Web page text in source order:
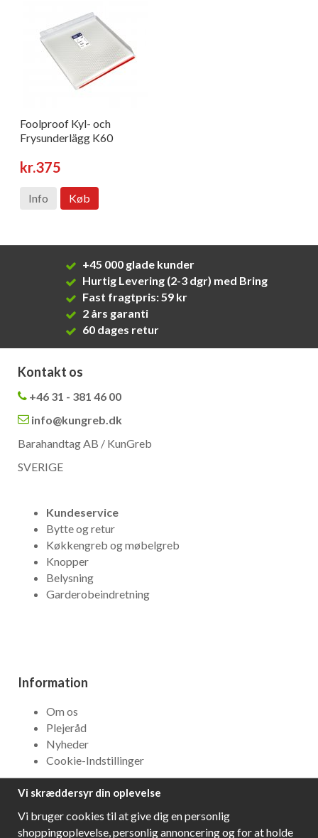
Foolproof Kyl- och
Frysunderlägg K60
kr.375
Info Køb
+45 000 glade kunder
Hurtig Levering (2-3 dgr) med Bring
Fast fragtpris: 59 kr
2 års garanti
60 dages retur
Kontakt os
+46 31 - 381 46 00
info@kungreb.dk
Barahandtag AB / KunGreb
SVERIGE
Kundeservice
Bytte og retur
Køkkengreb og møbelgreb
Knopper
Belysning
Garderobeindretning
Information
Om os
Plejeråd
Nyheder
Cookie-Indstillinger
NYHEDSBREV
Få bedste tilbud og\r spændende nye produkter!
Vi skræddersyr din oplevelse
Vi bruger cookies til at give dig en personlig
shoppingoplevelse, personlig annoncering og for at holde